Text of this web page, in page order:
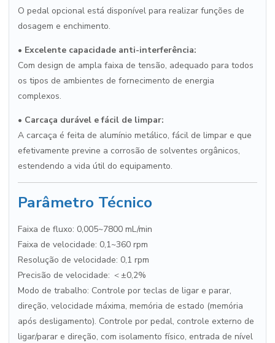
O pedal opcional está disponível para realizar funções de
dosagem e enchimento.
• Excelente capacidade anti-interferência:
Com design de ampla faixa de tensão, adequado para todos
os tipos de ambientes de fornecimento de energia
complexos.
• Carcaça durável e fácil de limpar:
A carcaça é feita de alumínio metálico, fácil de limpar e que
efetivamente previne a corrosão de solventes orgânicos,
estendendo a vida útil do equipamento.
Parâmetro Técnico
Faixa de fluxo: 0,005~7800 mL/min
Faixa de velocidade: 0,1~360 rpm
Resolução de velocidade: 0,1 rpm
Precisão de velocidade: ＜±0,2%
Modo de trabalho: Controle por teclas de ligar e parar,
direção, velocidade máxima, memória de estado (memória
após desligamento). Controle por pedal, controle externo de
ligar/parar e direção, com isolamento físico, entrada de nível